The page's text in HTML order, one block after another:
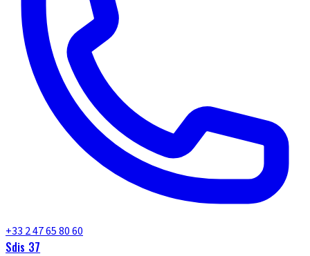
+33 2 47 65 80 60
Sdis 37